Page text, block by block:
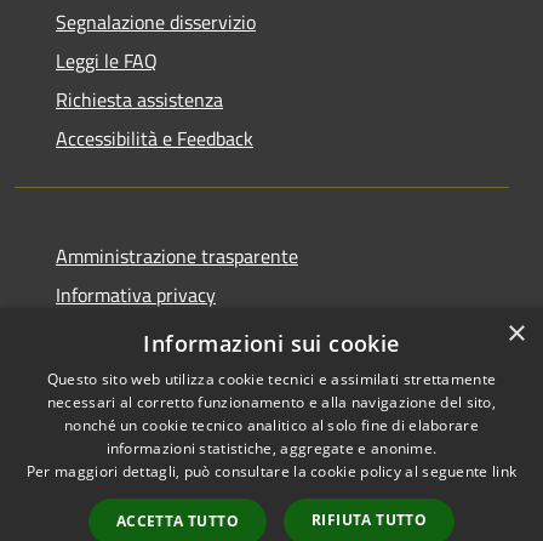
Segnalazione disservizio
Leggi le FAQ
Richiesta assistenza
Accessibilità e Feedback
Amministrazione trasparente
Informativa privacy
Accessibilità
IBAN, CCP, fatturazione
elettronica e altri codici
×
Informazioni sui cookie
Questo sito web utilizza cookie tecnici e assimilati strettamente
necessari al corretto funzionamento e alla navigazione del sito,
nonché un cookie tecnico analitico al solo fine di elaborare
informazioni statistiche, aggregate e anonime.
Per maggiori dettagli, può consultare la cookie policy al seguente link
ACCETTA TUTTO RIFIUTA TUTTO